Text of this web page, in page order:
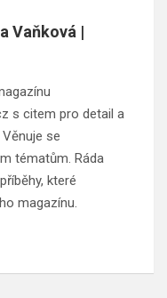
Vaňková |
s citem pro detail a
se
tématům. Ráda
které
magazínu.